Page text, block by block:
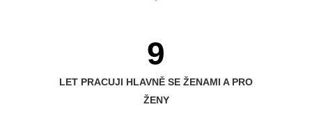
9
LET PRACUJI HLAVNĚ SE ŽENAMI A PRO
ŽENY